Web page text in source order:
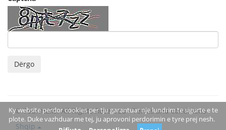
Dërgo
© Tourmake. All Rights Reserved -Terms and conditions
Shqip
Ky website perdor cookies per tju garantuar nje lundrim te sigurte e te
plote. Duke vazhduar me tej, ju aprovoni perdorimin e tyre prej nesh.